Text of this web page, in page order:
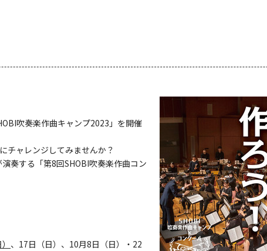
吹奏楽作曲キャンプ2023」を開催
チャレンジしてみませんか？
奏する「第8回SHOBI吹奏楽作曲コン
、17日（日）、10月8日（日）・22